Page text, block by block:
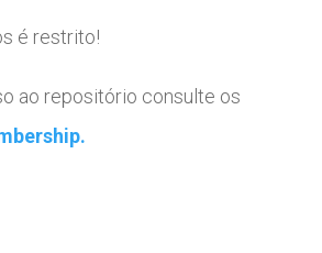
é restrito!
ao repositório consulte os